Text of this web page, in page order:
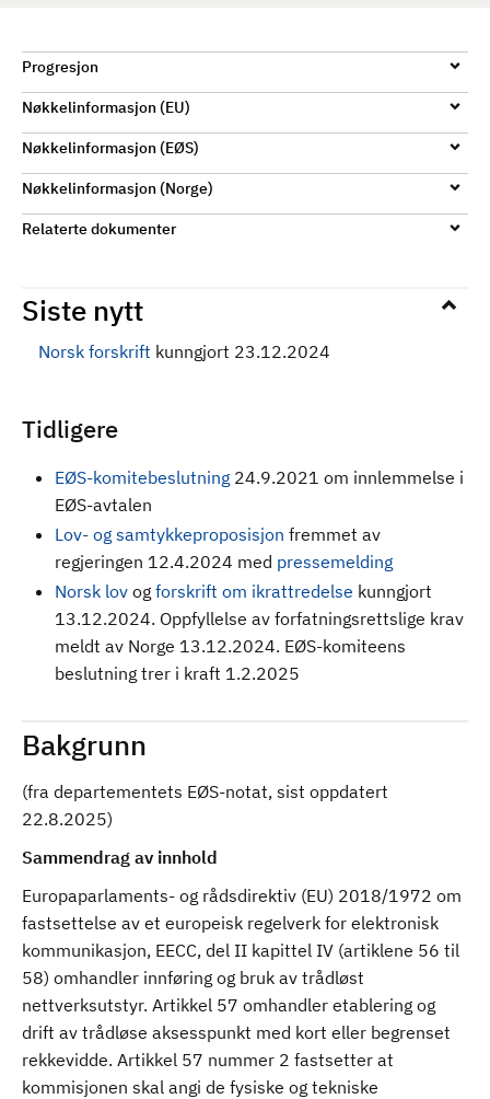
Progresjon
Nøkkelinformasjon (EU)
Nøkkelinformasjon (EØS)
Nøkkelinformasjon (Norge)
Relaterte dokumenter
Siste nytt
Norsk forskrift kunngjort 23.12.2024
Tidligere
EØS-komitebeslutning 24.9.2021 om innlemmelse i
EØS-avtalen
Lov- og samtykkeproposisjon fremmet av
regjeringen 12.4.2024 med pressemelding
Norsk lov og forskrift om ikrattredelse kunngjort
13.12.2024. Oppfyllelse av forfatningsrettslige krav
meldt av Norge 13.12.2024. EØS-komiteens
beslutning trer i kraft 1.2.2025
Bakgrunn
(fra departementets EØS-notat, sist oppdatert
22.8.2025)
Sammendrag av innhold
Europaparlaments- og rådsdirektiv (EU) 2018/1972 om
fastsettelse av et europeisk regelverk for elektronisk
kommunikasjon, EECC, del II kapittel IV (artiklene 56 til
58) omhandler innføring og bruk av trådløst
nettverksutstyr. Artikkel 57 omhandler etablering og
drift av trådløse aksesspunkt med kort eller begrenset
rekkevidde. Artikkel 57 nummer 2 fastsetter at
kommisjonen skal angi de fysiske og tekniske